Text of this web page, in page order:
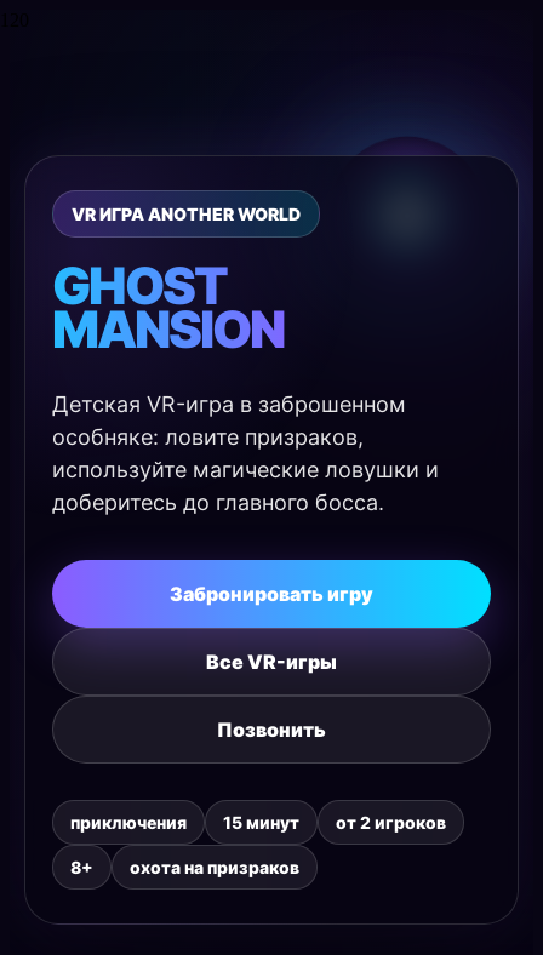
VR ИГРА ANOTHER WORLD
GHOST
MANSION
Детская VR-игра в заброшенном
особняке: ловите призраков,
используйте магические ловушки и
доберитесь до главного босса.
Забронировать игру
Все VR-игры
Позвонить
приключения 15 минут от 2 игроков
8+ охота на призраков